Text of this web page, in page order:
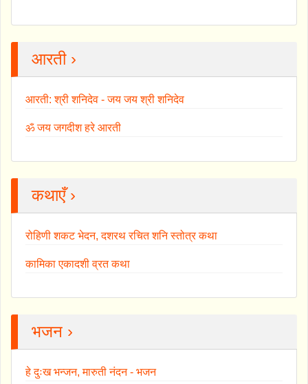
आरती ›
आरती: श्री शनिदेव - जय जय श्री शनिदेव
ॐ जय जगदीश हरे आरती
कथाएँ ›
रोहिणी शकट भेदन, दशरथ रचित शनि स्तोत्र कथा
कामिका एकादशी व्रत कथा
भजन ›
हे दुःख भन्जन, मारुती नंदन - भजन